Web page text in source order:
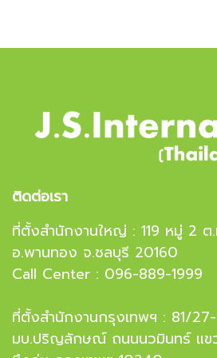
ติดต่อเรา
ที่ตั้งสำนักงานใหญ่ : 119 หมู่ 2 ต.
อ.พานทอง จ.ชลบุรี 20160
Call Center : 096-889-1999
ที่ตั้งสำนักงานกรุงเทพฯ : 81/
มบ.ปริญลักษณ์ ถนนนวมินทร์ แข